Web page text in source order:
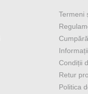
Termeni
Condiții
Retur
Politica